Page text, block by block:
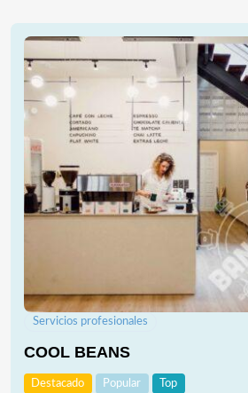
Servicios profesionales
COOL BEANS
Destacado Popular Top